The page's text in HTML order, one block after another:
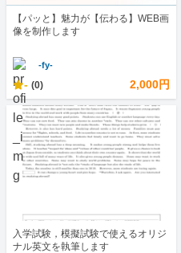
【パッと】魅力が【伝わる】WEB画
像を制作します
-fy-
- (0) 2,000円
入学試験，模擬試験で使えるオリジ
ナル英文を執筆します